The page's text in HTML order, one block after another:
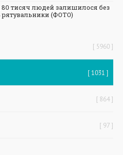
тисяч людей залишилося без
рятувальники (ФОТО)
5960
1031
864
97